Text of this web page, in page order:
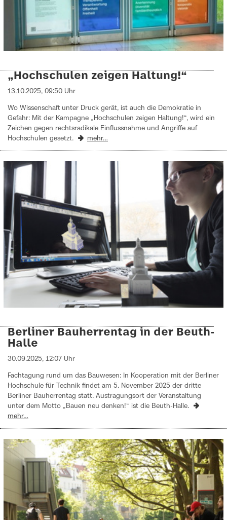
„Hochschulen zeigen Haltung!“
13.10.2025, 09:50 Uhr
Wo Wissenschaft unter Druck gerät, ist auch die Demokratie in
Gefahr: Mit der Kampagne „Hochschulen zeigen Haltung!“, wird ein
Zeichen gegen rechtsradikale Einflussnahme und Angriffe auf
Hochschulen gesetzt.
mehr…
Berliner Bauherrentag in der Beuth-
Halle
30.09.2025, 12:07 Uhr
Fachtagung rund um das Bauwesen: In Kooperation mit der Berliner
Hochschule für Technik findet am 5. November 2025 der dritte
Berliner Bauherrentag statt. Austragungsort der Veranstaltung
unter dem Motto „Bauen neu denken!“ ist die Beuth-Halle.
mehr…